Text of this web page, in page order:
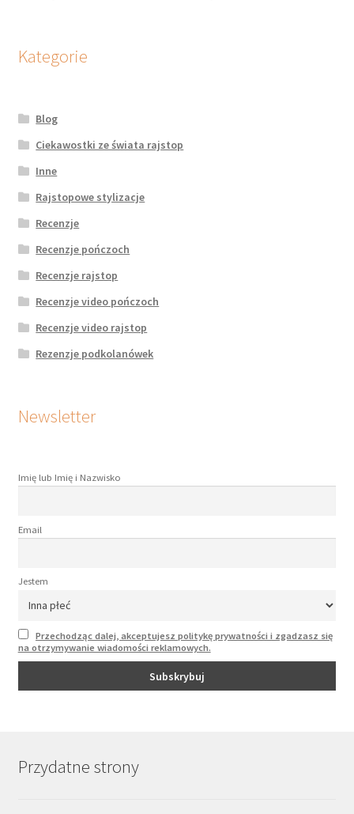
Kategorie
Blog
Ciekawostki ze świata rajstop
Inne
Rajstopowe stylizacje
Recenzje
Recenzje pończoch
Recenzje rajstop
Recenzje video pończoch
Recenzje video rajstop
Rezenzje podkolanówek
Newsletter
Imię lub Imię i Nazwisko
Email
Jestem
Przechodząc dalej, akceptujesz politykę prywatności i zgadzasz się
na otrzymywanie wiadomości reklamowych.
Przydatne strony